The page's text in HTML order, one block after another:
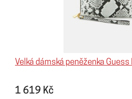
Velká dámská peněženka
1 619 Kč